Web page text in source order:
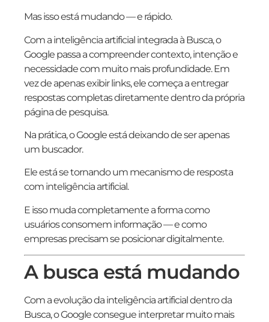
Mas isso está mudando — e rápido.
Com a inteligência artificial integrada à Busca, o
Google passa a compreender contexto, intenção e
necessidade com muito mais profundidade. Em
vez de apenas exibir links, ele começa a entregar
respostas completas diretamente dentro da própria
página de pesquisa.
Na prática, o Google está deixando de ser apenas
um buscador.
Ele está se tornando um mecanismo de resposta
com inteligência artificial.
E isso muda completamente a forma como
usuários consomem informação — e como
empresas precisam se posicionar digitalmente.
A busca está mudando
Com a evolução da inteligência artificial dentro da
Busca, o Google consegue interpretar muito mais